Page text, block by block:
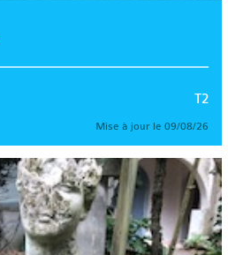
T2
Mise à jour le 09/08/26